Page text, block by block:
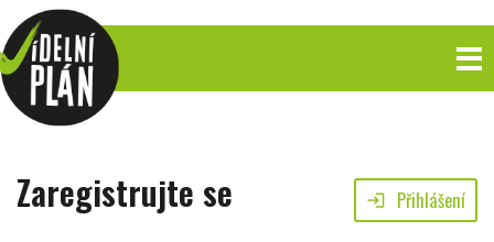
Zaregistrujte se login Přihlášení